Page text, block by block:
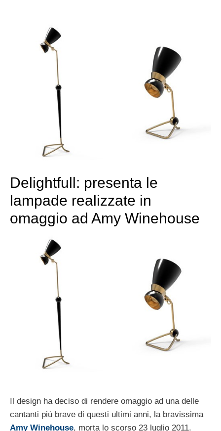
Delightfull: presenta le
lampade realizzate in
omaggio ad Amy Winehouse
Il design ha deciso di rendere omaggio ad una delle
cantanti più brave di questi ultimi anni, la bravissima
Amy Winehouse, morta lo scorso 23 luglio 2011.